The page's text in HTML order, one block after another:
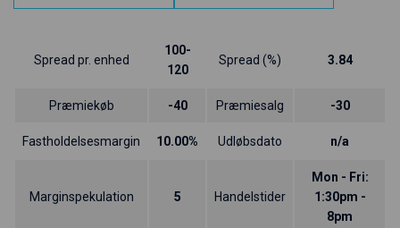
Spread pr. enhed
100-
120
Spread (%) 3.84
Præmiekøb -40 Præmiesalg -30
Fastholdelsesmargin 10.00% Udløbsdato n/a
Marginspekulation 5 Handelstider
Mon - Fri:
1:30pm -
8pm